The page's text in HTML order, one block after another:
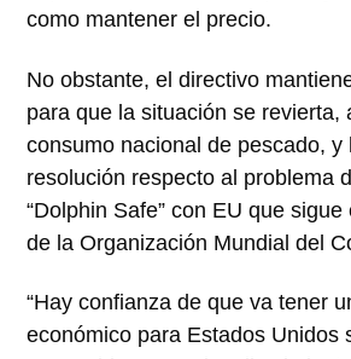
como mantener el precio.
No obstante, el directivo
para que la situación se revierta,
consumo nacional de pescado, y
resolución respecto al problema
“Dolphin Safe” con EU que
de la Organización Mundial del
“Hay confianza de que va tener
económico para Estados Unidos